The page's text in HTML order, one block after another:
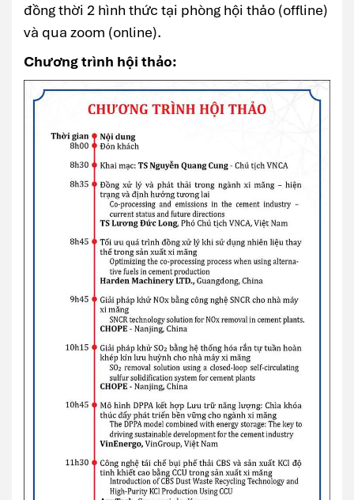
đồng thời 2 hình thức tại phòng hội thảo (offline)
và qua zoom (online).
Chương trình hội thảo: